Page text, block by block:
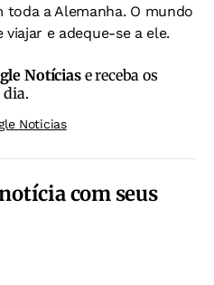
toda a Alemanha. O mundo
e adeque-se a ele.
Notíciase receba os
dia.
Noticias
com seus